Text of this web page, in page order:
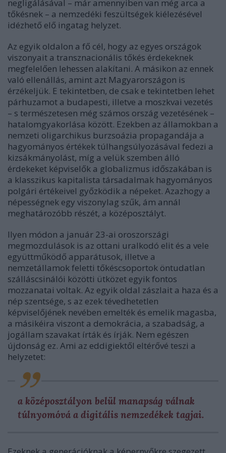
negligálásával – már amennyiben van még arca a
tőkésnek – a nemzedéki feszültségek kiélezésével
idézhető elő ingatag helyzet.
Az egyik oldalon a fő cél, hogy az egyes országok
viszonyait a transznacionális tőkés érdekeknek
megfelelően lehessen alakítani. A másikon az ennek
való ellenállás, amint azt Magyarországon is
érzékeljük. E tekintetben, de csak e tekintetben lehet
párhuzamot a budapesti, illetve a moszkvai vezetés
– s természetesen még számos ország vezetésének –
hatalomgyakorlása között. Ezekben az államokban a
nemzeti oligarchikus burzsoázia propagandája a
hagyományos értékek túlhangsúlyozásával fedezi a
kizsákmányolást, míg a velük szemben álló
érdekeket képviselők a globalizmus időszakában is
a klasszikus kapitalista társadalmak hagyományos
polgári értékeivel győzködik a népeket. Azazhogy a
népességnek egy viszonylag szűk, ám annál
meghatározóbb részét, a középosztályt.
Ilyen módon a január 23-ai oroszországi
megmozdulások is az ottani uralkodó elit és a vele
együttműködő apparátusok, illetve a
nemzetállamok feletti tőkéscsoportok öntudatlan
szálláscsinálói közötti ütközet egyik fontos
mozzanatai voltak. Az egyik oldal zászlait a haza és a
nép szentsége, s az ezek tévedhetetlen
képviselőjének nevében emelték és emelik magasba,
a másikéira viszont a demokrácia, a szabadság, a
jogállam szavakat írták és írják. Nem egészen
újdonság ez. Ami az eddigiektől eltérővé teszi a
helyzetet:
a középosztályon belül manapság válnak
túlnyomóvá a digitális nemzedékek tagjai.